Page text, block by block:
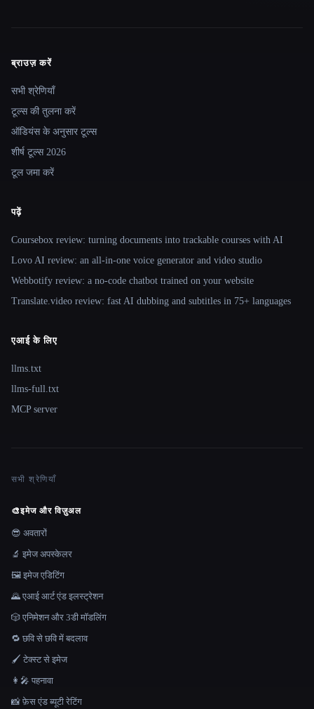
Site navigation
ब्राउज़ करें
सभी श्रेणियाँ
टूल्स की तुलना करें
ऑडियंस के अनुसार टूल्स
शीर्ष टूल्स 2026
टूल जमा करें
पढ़ें
Coursebox review: turning documents into trackable courses with AI
Lovo AI review: an all-in-one voice generator and video studio
Webbotify review: a no-code chatbot trained on your website
Translate.video review: fast AI dubbing and subtitles in 75+ languages
एआई के लिए
llms.txt
llms-full.txt
MCP server
सभी श्रेणियाँ
🎨इमेज और विज़ुअल
😎 अवतारों
🔬 इमेज अपस्केलर
🖼️ इमेज एडिटिंग
🌄 एआई आर्ट एंड इलस्ट्रेशन
🎲 एनिमेशन और 3डी मॉडलिंग
🔁 छवि से छवि में बदलाव
🖌️ टेक्स्ट से इमेज
👩‍🎤 पहनावा
📸 फ़ेस एंड ब्यूटी रेटिंग